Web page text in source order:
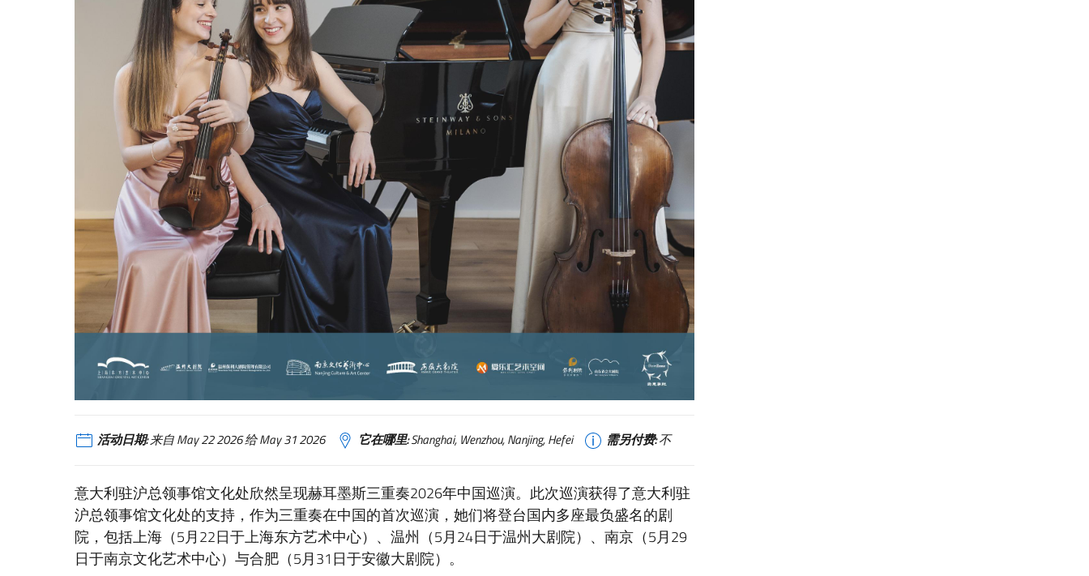
活动日期:来自 May 22 2026 给 May 31 2026 它在哪里:Shanghai, Wenzhou, Nanjing, Hefei 需另付费:不
意大利驻沪总领事馆文化处欣然呈现赫耳墨斯三重奏2026年中国巡演。此次巡演获得了意大利驻
沪总领事馆文化处的支持，作为三重奏在中国的首次巡演，她们将登台国内多座最负盛名的剧
院，包括上海（5月22日于上海东方艺术中心）、温州（5月24日于温州大剧院）、南京（5月29
日于南京文化艺术中心）与合肥（5月31日于安徽大剧院）。